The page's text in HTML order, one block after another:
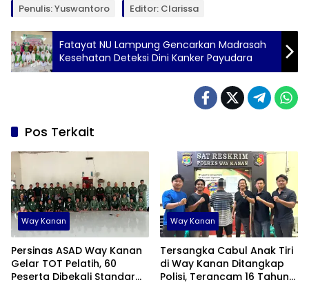
Penulis: Yuswantoro Editor: Clarissa
Fatayat NU Lampung Gencarkan Madrasah
Kesehatan Deteksi Dini Kanker Payudara
Pos Terkait
Way Kanan
Persinas ASAD Way Kanan
Gelar TOT Pelatih, 60
Peserta Dibekali Standar
Way Kanan
Tersangka Cabul Anak Tiri
di Way Kanan Ditangkap
Polisi, Terancam 16 Tahun